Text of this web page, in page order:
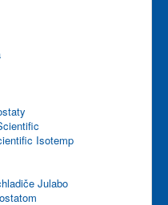
Isotemp
Julabo